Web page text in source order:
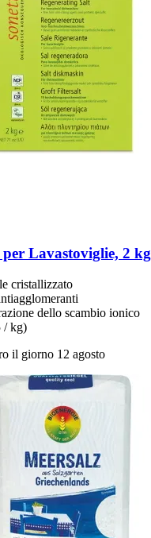
per Lavastoviglie, 2 kg
cristallizzato
dello scambio ionico
/ kg)
il giorno 12 agosto